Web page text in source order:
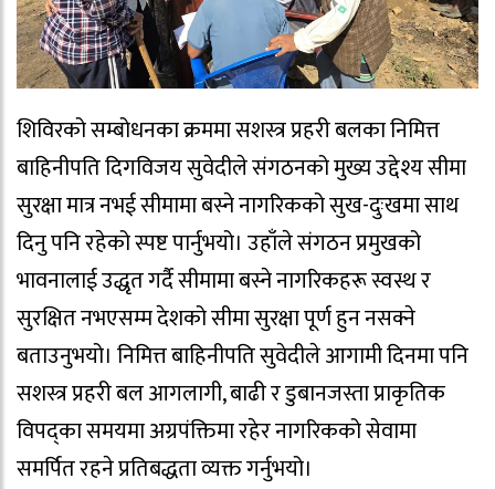
शिविरको सम्बोधनका क्रममा सशस्त्र प्रहरी बलका निमित्त
बाहिनीपति दिगविजय सुवेदीले संगठनको मुख्य उद्देश्य सीमा
सुरक्षा मात्र नभई सीमामा बस्ने नागरिकको सुख-दुःखमा साथ
दिनु पनि रहेको स्पष्ट पार्नुभयो। उहाँले संगठन प्रमुखको
भावनालाई उद्धृत गर्दै सीमामा बस्ने नागरिकहरू स्वस्थ र
सुरक्षित नभएसम्म देशको सीमा सुरक्षा पूर्ण हुन नसक्ने
बताउनुभयो। निमित्त बाहिनीपति सुवेदीले आगामी दिनमा पनि
सशस्त्र प्रहरी बल आगलागी, बाढी र डुबानजस्ता प्राकृतिक
विपद्का समयमा अग्रपंक्तिमा रहेर नागरिकको सेवामा
समर्पित रहने प्रतिबद्धता व्यक्त गर्नुभयो।